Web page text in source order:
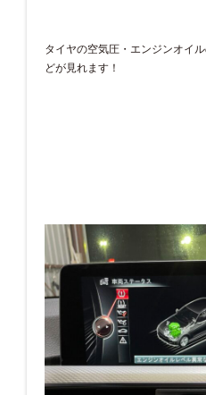
タイヤの空気圧・エンジンオイ
どが見れます！